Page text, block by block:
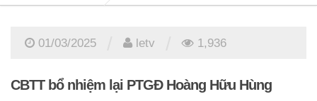
01/03/2025 letv 1,936
CBTT bổ nhiệm lại PTGĐ Hoàng Hữu Hùng